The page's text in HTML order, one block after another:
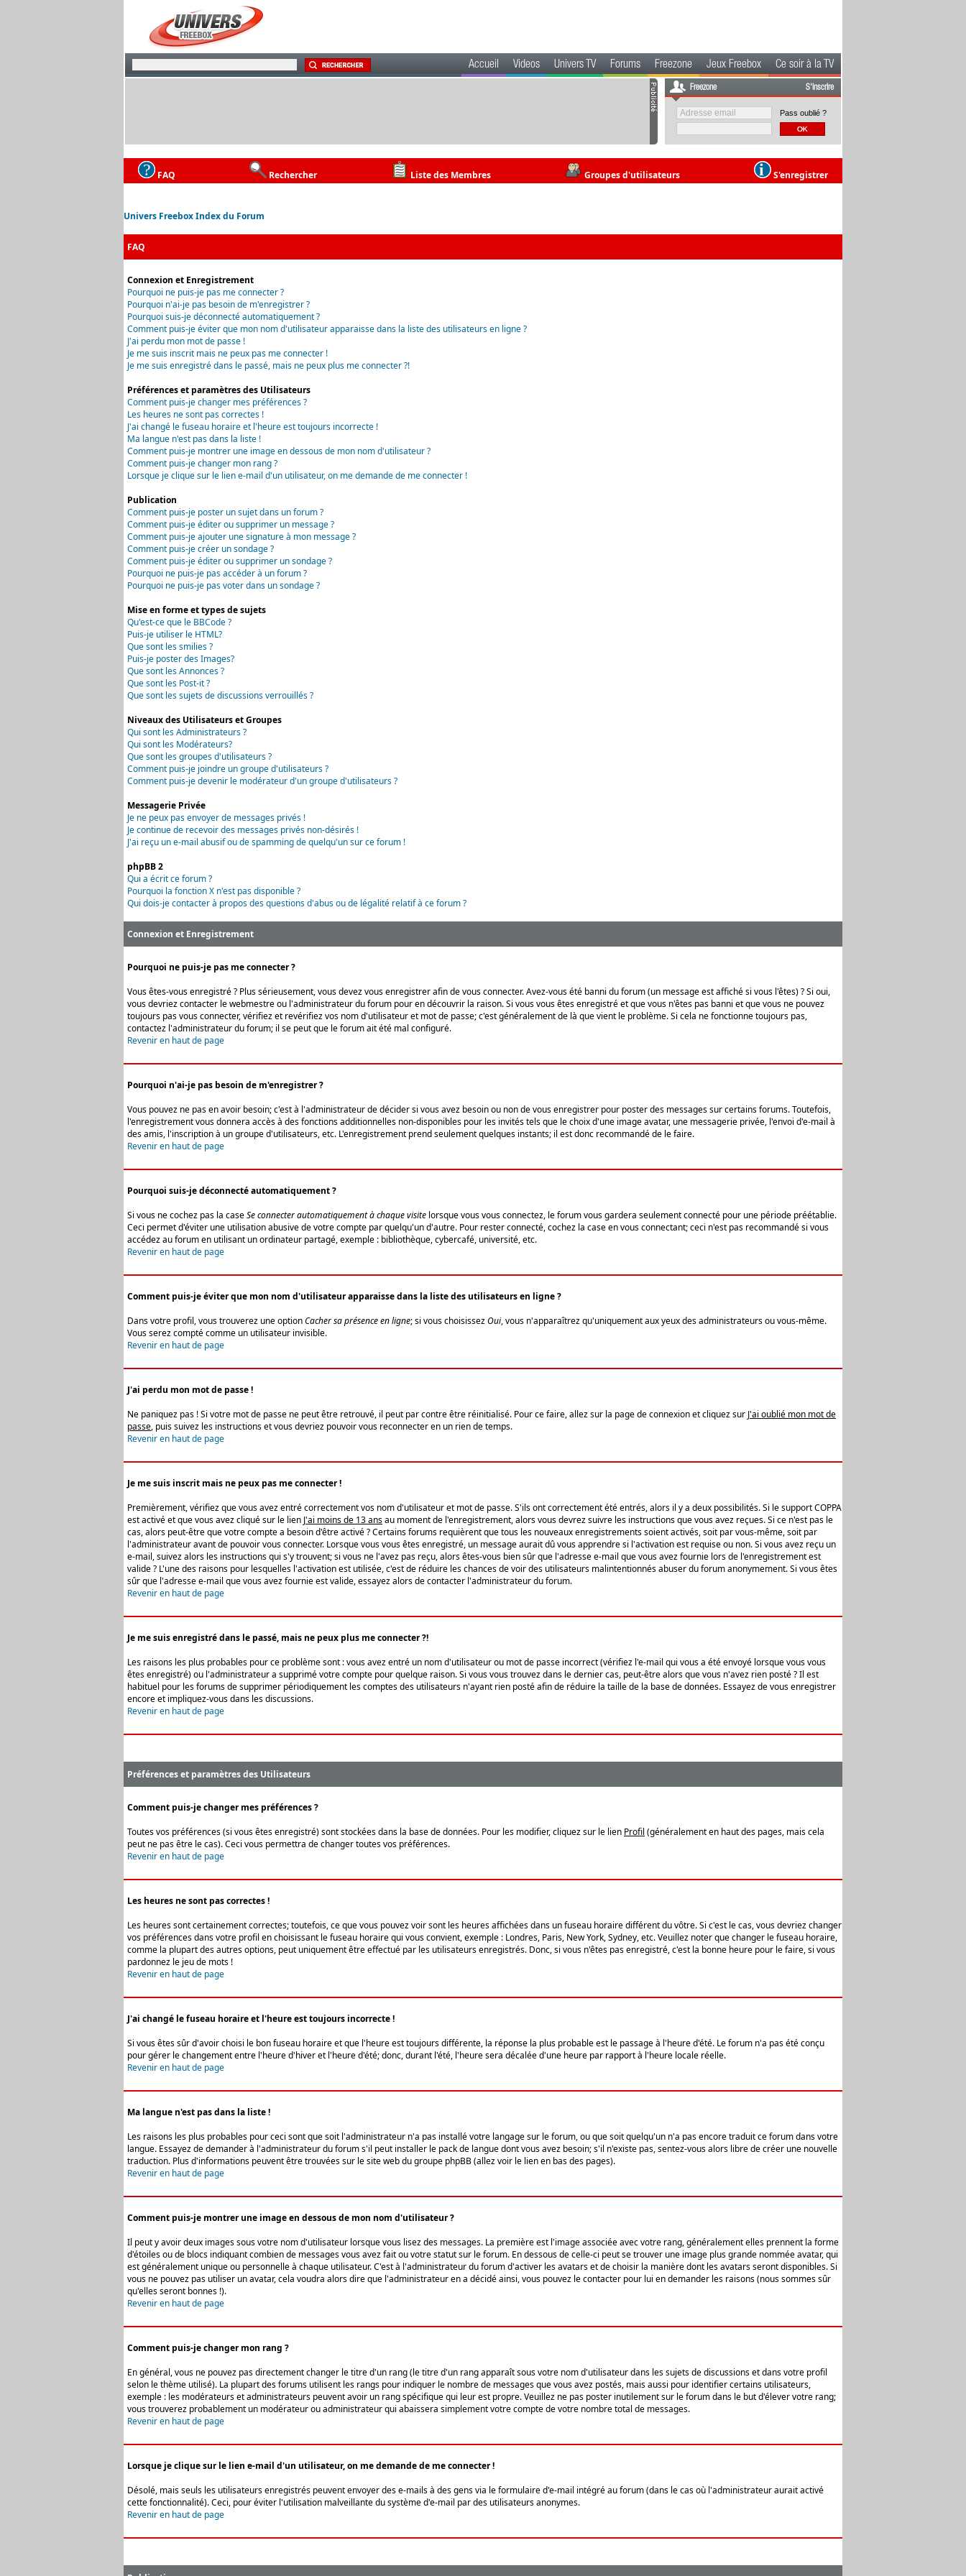
Accueil Videos Univers TV Forums Freezone Jeux Freebox Ce soir à la TV
Freezone S'inscrire
Pass oublié ?
FAQ Rechercher Liste des Membres Groupes d'utilisateurs S'enregistrer
Univers Freebox Index du Forum
FAQ
Connexion et Enregistrement
Pourquoi ne puis-je pas me connecter ?
Pourquoi n'ai-je pas besoin de m'enregistrer ?
Pourquoi suis-je déconnecté automatiquement ?
Comment puis-je éviter que mon nom d'utilisateur apparaisse dans la liste des utilisateurs en ligne ?
J'ai perdu mon mot de passe !
Je me suis inscrit mais ne peux pas me connecter !
Je me suis enregistré dans le passé, mais ne peux plus me connecter ?!
Préférences et paramètres des Utilisateurs
Comment puis-je changer mes préférences ?
Les heures ne sont pas correctes !
J'ai changé le fuseau horaire et l'heure est toujours incorrecte !
Ma langue n'est pas dans la liste !
Comment puis-je montrer une image en dessous de mon nom d'utilisateur ?
Comment puis-je changer mon rang ?
Lorsque je clique sur le lien e-mail d'un utilisateur, on me demande de me connecter !
Publication
Comment puis-je poster un sujet dans un forum ?
Comment puis-je éditer ou supprimer un message ?
Comment puis-je ajouter une signature à mon message ?
Comment puis-je créer un sondage ?
Comment puis-je éditer ou supprimer un sondage ?
Pourquoi ne puis-je pas accéder à un forum ?
Pourquoi ne puis-je pas voter dans un sondage ?
Mise en forme et types de sujets
Qu'est-ce que le BBCode ?
Puis-je utiliser le HTML?
Que sont les smilies ?
Puis-je poster des Images?
Que sont les Annonces ?
Que sont les Post-it ?
Que sont les sujets de discussions verrouillés ?
Niveaux des Utilisateurs et Groupes
Qui sont les Administrateurs ?
Qui sont les Modérateurs?
Que sont les groupes d'utilisateurs ?
Comment puis-je joindre un groupe d'utilisateurs ?
Comment puis-je devenir le modérateur d'un groupe d'utilisateurs ?
Messagerie Privée
Je ne peux pas envoyer de messages privés !
Je continue de recevoir des messages privés non-désirés !
J'ai reçu un e-mail abusif ou de spamming de quelqu'un sur ce forum !
phpBB 2
Qui a écrit ce forum ?
Pourquoi la fonction X n'est pas disponible ?
Qui dois-je contacter à propos des questions d'abus ou de légalité relatif à ce forum ?
Connexion et Enregistrement
Pourquoi ne puis-je pas me connecter ?
Vous êtes-vous enregistré ? Plus sérieusement, vous devez vous enregistrer afin de vous connecter. Avez-vous été banni du forum (un message est affiché si vous l'êtes) ? Si oui,
vous devriez contacter le webmestre ou l'administrateur du forum pour en découvrir la raison. Si vous vous êtes enregistré et que vous n'êtes pas banni et que vous ne pouvez
toujours pas vous connecter, vérifiez et revérifiez vos nom d'utilisateur et mot de passe; c'est généralement de là que vient le problème. Si cela ne fonctionne toujours pas,
contactez l'administrateur du forum; il se peut que le forum ait été mal configuré.
Revenir en haut de page
Pourquoi n'ai-je pas besoin de m'enregistrer ?
Vous pouvez ne pas en avoir besoin; c'est à l'administrateur de décider si vous avez besoin ou non de vous enregistrer pour poster des messages sur certains forums. Toutefois,
l'enregistrement vous donnera accès à des fonctions additionnelles non-disponibles pour les invités tels que le choix d'une image avatar, une messagerie privée, l'envoi d'e-mail à
des amis, l'inscription à un groupe d'utilisateurs, etc. L'enregistrement prend seulement quelques instants; il est donc recommandé de le faire.
Revenir en haut de page
Pourquoi suis-je déconnecté automatiquement ?
Si vous ne cochez pas la caseSe connecter automatiquement à chaque visite lorsque vous vous connectez, le forum vous gardera seulement connecté pour une période préétablie.
Ceci permet d'éviter une utilisation abusive de votre compte par quelqu'un d'autre. Pour rester connecté, cochez la case en vous connectant; ceci n'est pas recommandé si vous
accédez au forum en utilisant un ordinateur partagé, exemple : bibliothèque, cybercafé, université, etc.
Revenir en haut de page
Comment puis-je éviter que mon nom d'utilisateur apparaisse dans la liste des utilisateurs en ligne ?
Dans votre profil, vous trouverez une optionCacher sa présence en ligne; si vous choisissezOui, vous n'apparaîtrez qu'uniquement aux yeux des administrateurs ou vous-même.
Vous serez compté comme un utilisateur invisible.
Revenir en haut de page
J'ai perdu mon mot de passe !
Ne paniquez pas ! Si votre mot de passe ne peut être retrouvé, il peut par contre être réinitialisé. Pour ce faire, allez sur la page de connexion et cliquez sur J'ai oublié mon mot de
passe, puis suivez les instructions et vous devriez pouvoir vous reconnecter en un rien de temps.
Revenir en haut de page
Je me suis inscrit mais ne peux pas me connecter !
Premièrement, vérifiez que vous avez entré correctement vos nom d'utilisateur et mot de passe. S'ils ont correctement été entrés, alors il y a deux possibilités. Si le support COPPA
est activé et que vous avez cliqué sur le lien J'ai moins de 13 ansau moment de l'enregistrement, alors vous devrez suivre les instructions que vous avez reçues. Si ce n'est pas le
cas, alors peut-être que votre compte a besoin d'être activé ? Certains forums requièrent que tous les nouveaux enregistrements soient activés, soit par vous-même, soit par
l'administrateur avant de pouvoir vous connecter. Lorsque vous vous êtes enregistré, un message aurait dû vous apprendre si l'activation est requise ou non. Si vous avez reçu un
e-mail, suivez alors les instructions qui s'y trouvent; si vous ne l'avez pas reçu, alors êtes-vous bien sûr que l'adresse e-mail que vous avez fournie lors de l'enregistrement est
valide ? L'une des raisons pour lesquelles l'activation est utilisée, c'est de réduire les chances de voir des utilisateurs malintentionnés abuser du forum anonymement. Si vous êtes
sûr que l'adresse e-mail que vous avez fournie est valide, essayez alors de contacter l'administrateur du forum.
Revenir en haut de page
Je me suis enregistré dans le passé, mais ne peux plus me connecter ?!
Les raisons les plus probables pour ce problème sont : vous avez entré un nom d'utilisateur ou mot de passe incorrect (vérifiez l'e-mail qui vous a été envoyé lorsque vous vous
êtes enregistré) ou l'administrateur a supprimé votre compte pour quelque raison. Si vous vous trouvez dans le dernier cas, peut-être alors que vous n'avez rien posté ? Il est
habituel pour les forums de supprimer périodiquement les comptes des utilisateurs n'ayant rien posté afin de réduire la taille de la base de données. Essayez de vous enregistrer
encore et impliquez-vous dans les discussions.
Revenir en haut de page
Préférences et paramètres des Utilisateurs
Comment puis-je changer mes préférences ?
Toutes vos préférences (si vous êtes enregistré) sont stockées dans la base de données. Pour les modifier, cliquez sur le lien Profil (généralement en haut des pages, mais cela
peut ne pas être le cas). Ceci vous permettra de changer toutes vos préférences.
Revenir en haut de page
Les heures ne sont pas correctes !
Les heures sont certainement correctes; toutefois, ce que vous pouvez voir sont les heures affichées dans un fuseau horaire différent du vôtre. Si c'est le cas, vous devriez changer
vos préférences dans votre profil en choisissant le fuseau horaire qui vous convient, exemple : Londres, Paris, New York, Sydney, etc. Veuillez noter que changer le fuseau horaire,
comme la plupart des autres options, peut uniquement être effectué par les utilisateurs enregistrés. Donc, si vous n'êtes pas enregistré, c'est la bonne heure pour le faire, si vous
pardonnez le jeu de mots !
Revenir en haut de page
J'ai changé le fuseau horaire et l'heure est toujours incorrecte !
Si vous êtes sûr d'avoir choisi le bon fuseau horaire et que l'heure est toujours différente, la réponse la plus probable est le passage à l'heure d'été. Le forum n'a pas été conçu
pour gérer le changement entre l'heure d'hiver et l'heure d'été; donc, durant l'été, l'heure sera décalée d'une heure par rapport à l'heure locale réelle.
Revenir en haut de page
Ma langue n'est pas dans la liste !
Les raisons les plus probables pour ceci sont que soit l'administrateur n'a pas installé votre langage sur le forum, ou que soit quelqu'un n'a pas encore traduit ce forum dans votre
langue. Essayez de demander à l'administrateur du forum s'il peut installer le pack de langue dont vous avez besoin; s'il n'existe pas, sentez-vous alors libre de créer une nouvelle
traduction. Plus d'informations peuvent être trouvées sur le site web du groupe phpBB (allez voir le lien en bas des pages).
Revenir en haut de page
Comment puis-je montrer une image en dessous de mon nom d'utilisateur ?
Il peut y avoir deux images sous votre nom d'utilisateur lorsque vous lisez des messages. La première est l'image associée avec votre rang, généralement elles prennent la forme
d'étoiles ou de blocs indiquant combien de messages vous avez fait ou votre statut sur le forum. En dessous de celle-ci peut se trouver une image plus grande nommée avatar, qui
est généralement unique ou personnelle à chaque utilisateur. C'est à l'administrateur du forum d'activer les avatars et de choisir la manière dont les avatars seront disponibles. Si
vous ne pouvez pas utiliser un avatar, cela voudra alors dire que l'administrateur en a décidé ainsi, vous pouvez le contacter pour lui en demander les raisons (nous sommes sûr
qu'elles seront bonnes !).
Revenir en haut de page
Comment puis-je changer mon rang ?
En général, vous ne pouvez pas directement changer le titre d'un rang (le titre d'un rang apparaît sous votre nom d'utilisateur dans les sujets de discussions et dans votre profil
selon le thème utilisé). La plupart des forums utilisent les rangs pour indiquer le nombre de messages que vous avez postés, mais aussi pour identifier certains utilisateurs,
exemple : les modérateurs et administrateurs peuvent avoir un rang spécifique qui leur est propre. Veuillez ne pas poster inutilement sur le forum dans le but d'élever votre rang;
vous trouverez probablement un modérateur ou administrateur qui abaissera simplement votre compte de votre nombre total de messages.
Revenir en haut de page
Lorsque je clique sur le lien e-mail d'un utilisateur, on me demande de me connecter !
Désolé, mais seuls les utilisateurs enregistrés peuvent envoyer des e-mails à des gens via le formulaire d'e-mail intégré au forum (dans le cas où l'administrateur aurait activé
cette fonctionnalité). Ceci, pour éviter l'utilisation malveillante du système d'e-mail par des utilisateurs anonymes.
Revenir en haut de page